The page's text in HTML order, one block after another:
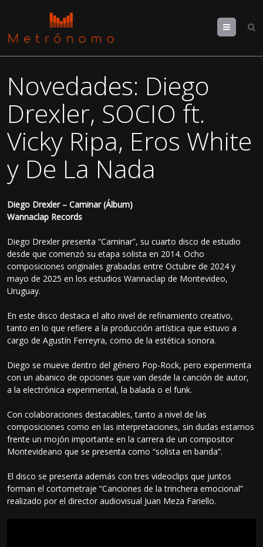
Menu
Novedades: Diego
Drexler, SOCIO ft.
Vicky Ripa, Eros White
y De La Nada
Diego Drexler – Caminar (Álbum)
Wannaclap Records
Diego Drexler presenta “Caminar”, su cuarto disco de estudio
desde que comenzó su etapa solista en 2014. Ocho
composiciones originales grabadas entre Octubre de 2024 y
mayo de 2025 en los estudios Wannaclap de Montevideo,
Uruguay.
En este disco destaca el alto nivel de refinamiento creativo,
tanto en lo que refiere a la producción artística que estuvo a
cargo de Agustín Ferreyra, como de la estética sonora.
Diego se mueve dentro del género Pop-Rock, pero experimenta
con un abanico de opciones que van desde la canción de autor,
a la electrónica experimental, la balada o el funk.
Con colaboraciones destacables, tanto a nivel de las
composiciones como en las interpretaciones, sin dudas estamos
frente un mojón importante en la carrera de un compositor
Montevideano que se presenta como “solista en banda”.
El disco se presenta además con tres videoclips que juntos
forman el cortometraje “Canciones de la trinchera emocional”
realizado por el director audiovisual Juan Meza Fariello.